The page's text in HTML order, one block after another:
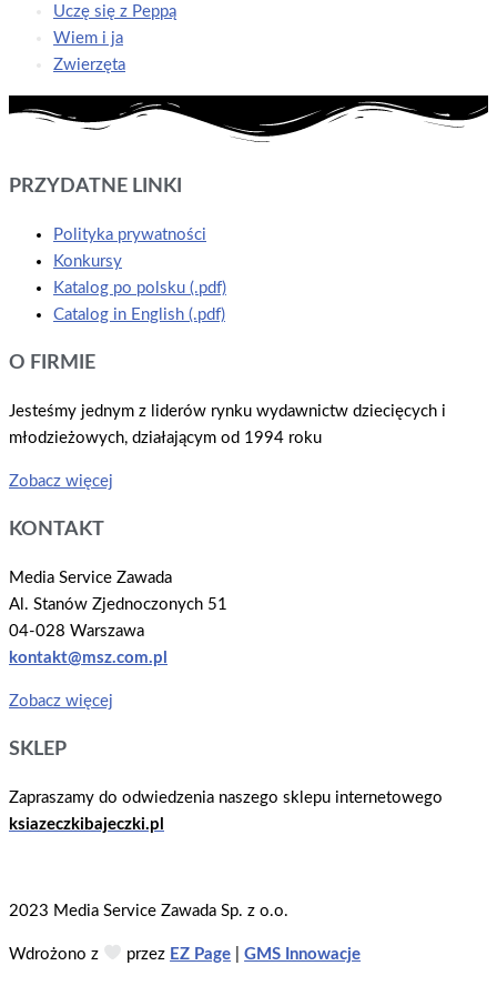
Uczę się z Peppą
Wiem i ja
Zwierzęta
PRZYDATNE LINKI
Polityka prywatności
Konkursy
Katalog po polsku (.pdf)
Catalog in English (.pdf)
O FIRMIE
Jesteśmy jednym z liderów rynku wydawnictw dziecięcych i
młodzieżowych, działającym od 1994 roku
Zobacz więcej
KONTAKT
Media Service Zawada
Al. Stanów Zjednoczonych 51
04-028 Warszawa
kontakt@msz.com.pl
Zobacz więcej
SKLEP
Zapraszamy do odwiedzenia naszego sklepu internetowego
ksiazeczkibajeczki.pl
2023 Media Service Zawada Sp. z o.o.
Wdrożono z przez EZ Page |GMS Innowacje